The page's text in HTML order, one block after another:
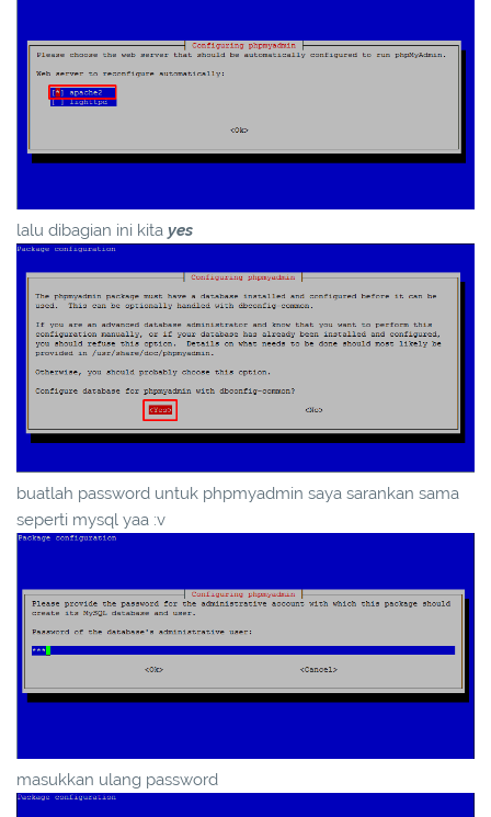
lalu dibagian ini kita yes
buatlah password untuk phpmyadmin saya sarankan sama
seperti mysql yaa :v
masukkan ulang password